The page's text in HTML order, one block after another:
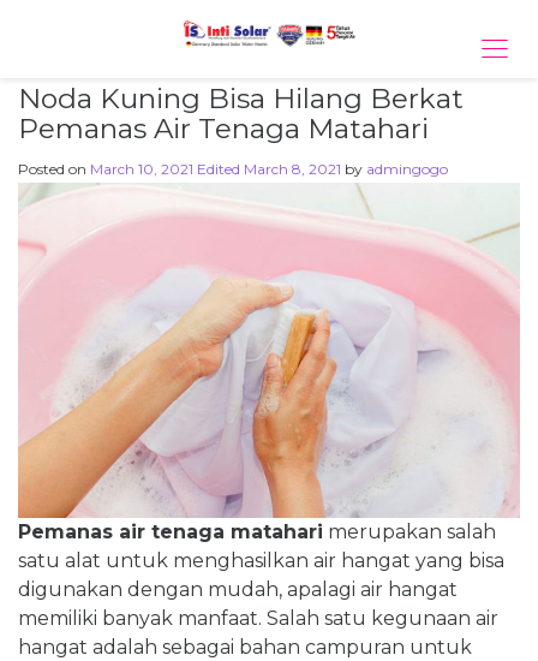
Noda Kuning Bisa Hilang Berkat
Pemanas Air Tenaga Matahari
Posted on March 10, 2021 Edited March 8, 2021 by admingogo
Pemanas air tenaga matahari merupakan salah
satu alat untuk menghasilkan air hangat yang bisa
digunakan dengan mudah, apalagi air hangat
memiliki banyak manfaat. Salah satu kegunaan air
hangat adalah sebagai bahan campuran untuk